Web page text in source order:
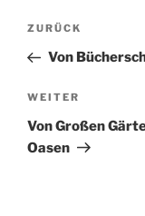
Vorheriger
Beitrag
ZURÜCK
Von
Nächster
Beitrag
WEITER
Von Großen
Oasen